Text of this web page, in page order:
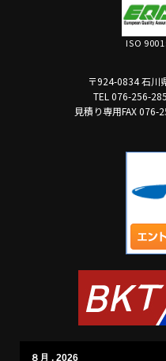
ISO
〒924-0834 石川
TEL 076-256-
見積り専用FAX 076-